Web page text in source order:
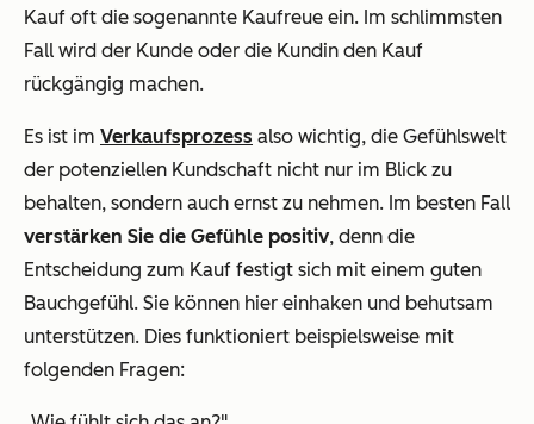
Kauf oft die sogenannte Kaufreue ein. Im schlimmsten
Fall wird der Kunde oder die Kundin den Kauf
rückgängig machen.
Es ist im Verkaufsprozess also wichtig, die Gefühlswelt
der potenziellen Kundschaft nicht nur im Blick zu
behalten, sondern auch ernst zu nehmen. Im besten Fall
verstärken Sie die Gefühle positiv, denn die
Entscheidung zum Kauf festigt sich mit einem guten
Bauchgefühl. Sie können hier einhaken und behutsam
unterstützen. Dies funktioniert beispielsweise mit
folgenden Fragen: